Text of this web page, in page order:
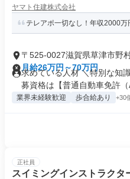
ヤマト住建株式会社
テレアポ一切なし！年収2000万
〒525-0027滋賀県草津市野
月給26万円～70万円
求めている人材 ＼特別な知
募資格は【普通自動車免許（
業界未経験歓迎 歩合給あり +30
正社員
スイミングインストラクタ